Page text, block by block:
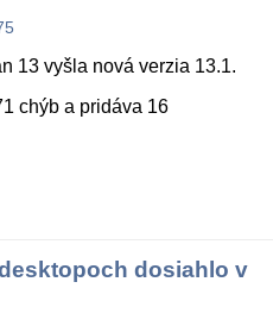
13 vyšla nová verzia 13.1.
chýb a pridáva 16
dosiahlo v